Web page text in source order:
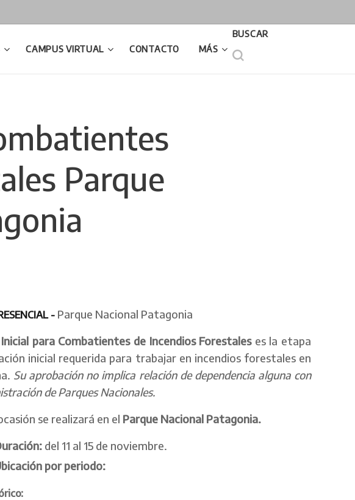
CAMPUS VIRTUAL CONTACTO MÁS
BUSCAR
Parque
- Parque Nacional Patagonia
Inicial para Combatientes de Incendios Forestaleses la etapa
inicial requerida para trabajar en incendios forestales en
Su aprobación no implica relación de dependencia alguna con
de Parques Nacionales.
se realizará en el Parque Nacional Patagonia.
del 11 al 15 de noviembre.
por periodo: